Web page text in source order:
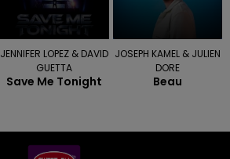
JENNIFER LOPEZ & DAVID
GUETTA
Save Me Tonight
JOSEPH KAMEL & JULIEN
DORE
Beau